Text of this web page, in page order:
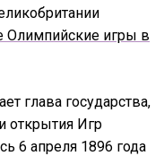
Олимпийские игры в
глава государства,
открытия Игр
6 апреля 1896 года